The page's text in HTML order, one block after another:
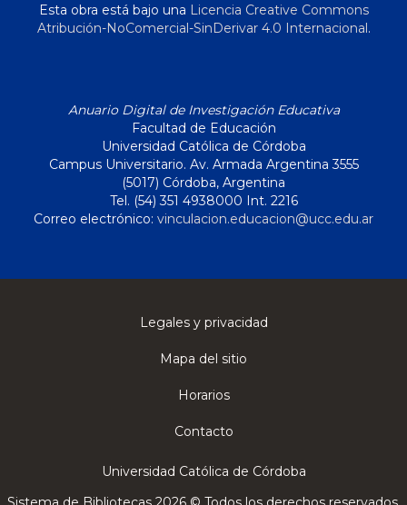
Esta obra está bajo una Licencia Creative Commons
Atribución-NoComercial-SinDerivar 4.0 Internacional.
Anuario Digital de Investigación Educativa
Facultad de Educación
Universidad Católica de Córdoba
Campus Universitario. Av. Armada Argentina 3555
(5017) Córdoba, Argentina
Tel. (54) 351 4938000 Int. 2216
Correo electrónico: vinculacion.educacion@ucc.edu.ar
Legales y privacidad
Mapa del sitio
Horarios
Contacto
Universidad Católica de Córdoba